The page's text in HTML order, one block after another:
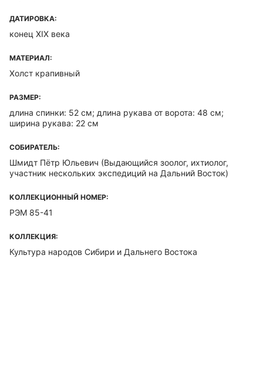
ДАТИРОВКА:
конец XIX века
МАТЕРИАЛ:
Холст крапивный
РАЗМЕР:
длина спинки: 52 см; длина рукава от ворота: 48 см;
ширина рукава: 22 см
СОБИРАТЕЛЬ:
Шмидт Пётр Юльевич (Выдающийся зоолог, ихтиолог,
участник нескольких экспедиций на Дальний Восток)
КОЛЛЕКЦИОННЫЙ НОМЕР:
РЭМ 85-41
КОЛЛЕКЦИЯ:
Культура народов Сибири и Дальнего Востока